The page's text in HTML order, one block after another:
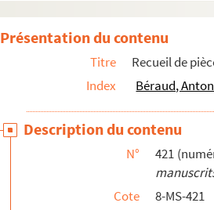
Présentation du contenu
Titre
Recueil de
Index
Béraud,
Description du contenu
N°
421
Cote
8-MS-421